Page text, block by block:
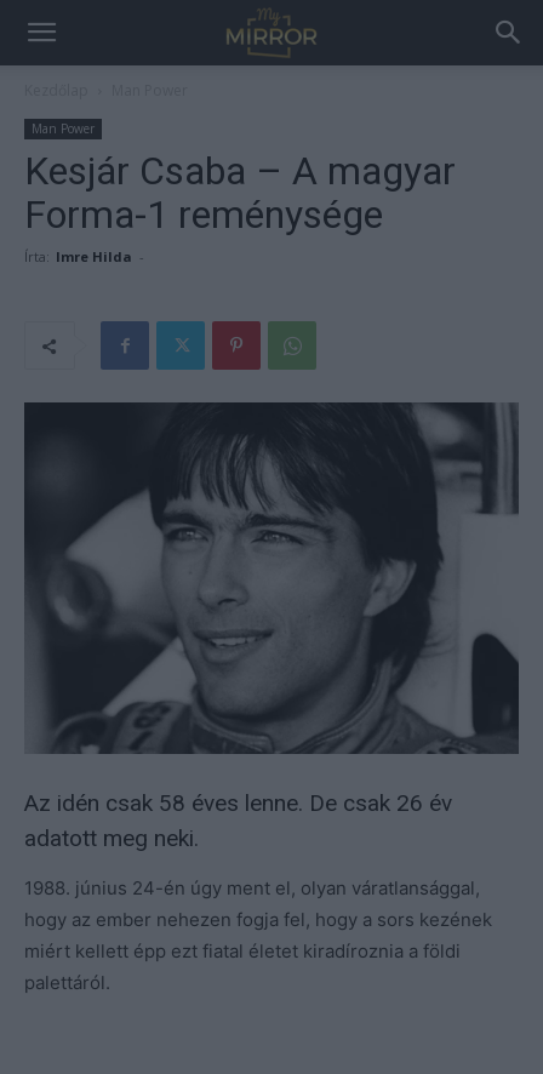
Man Power
Kesjár Csaba – A magyar
Forma-1 reménysége
Írta: Imre Hilda -
Az idén csak 58 éves lenne. De csak 26 év
adatott meg neki.
1988. június 24-én úgy ment el, olyan váratlansággal,
hogy az ember nehezen fogja fel, hogy a sors kezének
miért kellett épp ezt fiatal életet kiradíroznia a földi
palettáról.